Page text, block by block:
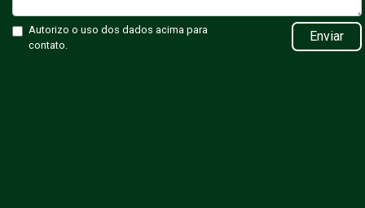
Autorizo o uso dos dados acima para
contato.
Enviar